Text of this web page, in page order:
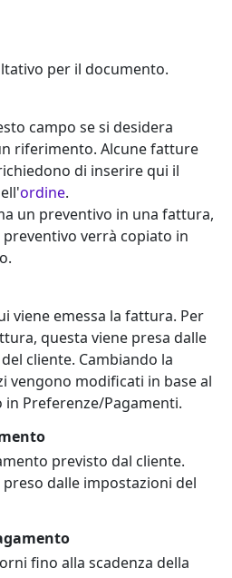
per il documento.
campo se si desidera
riferimento. Alcune fatture
di inserire qui il
ordine.
un preventivo in una fattura,
verrà copiato in
viene emessa la fattura. Per
questa viene presa dalle
cliente. Cambiando la
vengono modificati in base al
Preferenze/Pagamenti.
previsto dal cliente.
dalle impostazioni del
fino alla scadenza della